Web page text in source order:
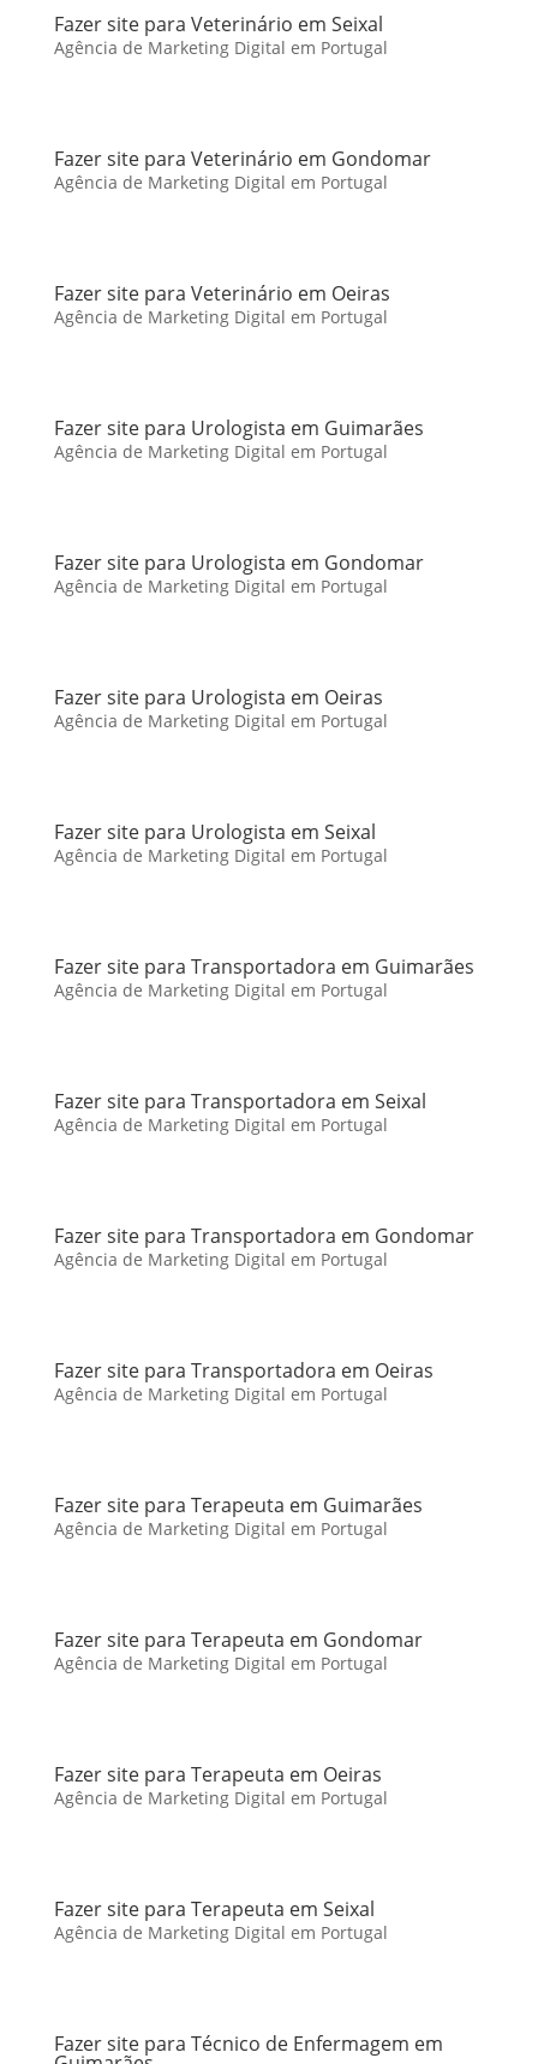
Fazer site para Veterinário em Seixal
Agência de Marketing Digital em Portugal
Fazer site para Veterinário em Gondomar
Agência de Marketing Digital em Portugal
Fazer site para Veterinário em Oeiras
Agência de Marketing Digital em Portugal
Fazer site para Urologista em Guimarães
Agência de Marketing Digital em Portugal
Fazer site para Urologista em Gondomar
Agência de Marketing Digital em Portugal
Fazer site para Urologista em Oeiras
Agência de Marketing Digital em Portugal
Fazer site para Urologista em Seixal
Agência de Marketing Digital em Portugal
Fazer site para Transportadora em Guimarães
Agência de Marketing Digital em Portugal
Fazer site para Transportadora em Seixal
Agência de Marketing Digital em Portugal
Fazer site para Transportadora em Gondomar
Agência de Marketing Digital em Portugal
Fazer site para Transportadora em Oeiras
Agência de Marketing Digital em Portugal
Fazer site para Terapeuta em Guimarães
Agência de Marketing Digital em Portugal
Fazer site para Terapeuta em Gondomar
Agência de Marketing Digital em Portugal
Fazer site para Terapeuta em Oeiras
Agência de Marketing Digital em Portugal
Fazer site para Terapeuta em Seixal
Agência de Marketing Digital em Portugal
Fazer site para Técnico de Enfermagem em